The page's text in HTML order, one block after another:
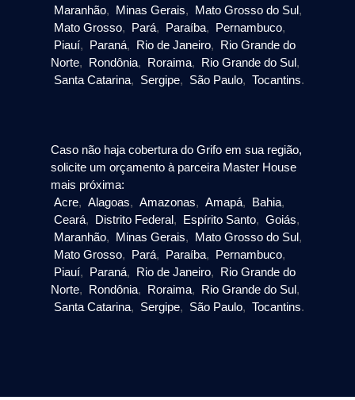
Maranhão, Minas Gerais, Mato Grosso do Sul,
Mato Grosso, Pará, Paraíba, Pernambuco,
Piauí, Paraná, Rio de Janeiro, Rio Grande do
Norte, Rondônia, Roraima, Rio Grande do Sul,
Santa Catarina, Sergipe, São Paulo, Tocantins.
Caso não haja cobertura do Grifo em sua região,
solicite um orçamento à parceira Master House
mais próxima:
Acre, Alagoas, Amazonas, Amapá, Bahia,
Ceará, Distrito Federal, Espírito Santo, Goiás,
Maranhão, Minas Gerais, Mato Grosso do Sul,
Mato Grosso, Pará, Paraíba, Pernambuco,
Piauí, Paraná, Rio de Janeiro, Rio Grande do
Norte, Rondônia, Roraima, Rio Grande do Sul,
Santa Catarina, Sergipe, São Paulo, Tocantins.